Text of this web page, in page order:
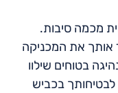
מכמה סיבות.
אותך את המכניקה
בטוחים שילוו
לבטיחותך בכביש